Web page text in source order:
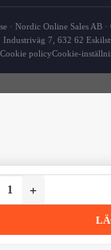
· Nordic Online Sales AB
Industriväg 7, 632 62
Cookie policyCookie-
Galaxy S23/S23
Galaxy S23/